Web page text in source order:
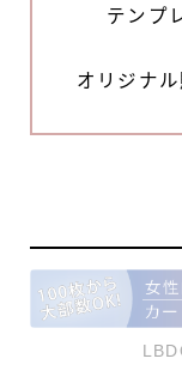
テンプ
オリジナ